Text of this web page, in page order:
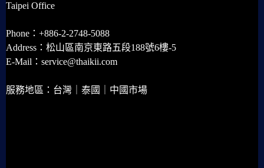
Taipei Office
Phone：+886-2-2748-5088
Address：松山區南京東路五段188號6樓-5
E-Mail：service@thaikii.com
服務地區：台灣｜泰國｜中國市場